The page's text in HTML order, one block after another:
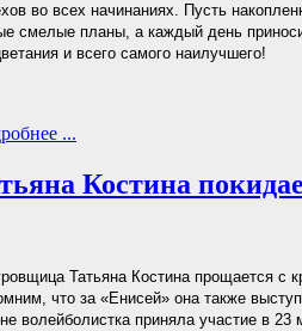
во всех начинаниях. Пусть
смелые планы, а каждый день
и всего самого наилучшего!
...
Костина
Татьяна Костина прощается с
что за «Енисей» она также
волейболистка приняла участие в